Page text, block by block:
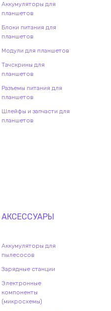
Аккумуляторы для
планшетов
Блоки питания для
планшетов
Модули для планшетов
Тачскрины для
планшетов
Разъемы питания для
планшетов
Шлейфы и запчасти для
планшетов
АКСЕССУАРЫ
Аккумуляторы для
пылесосов
Зарядные станции
Электронные
компоненты
(микросхемы)